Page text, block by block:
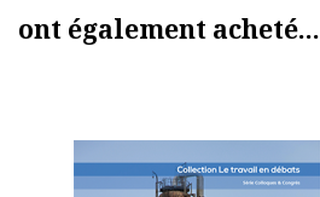
ont également acheté...